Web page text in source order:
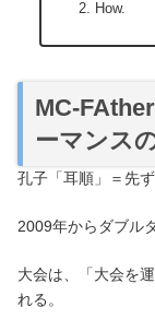
How.
MC-
ーマンス
孔子「耳順」＝先
2009年からダブル
大会は、「大会を
れる。